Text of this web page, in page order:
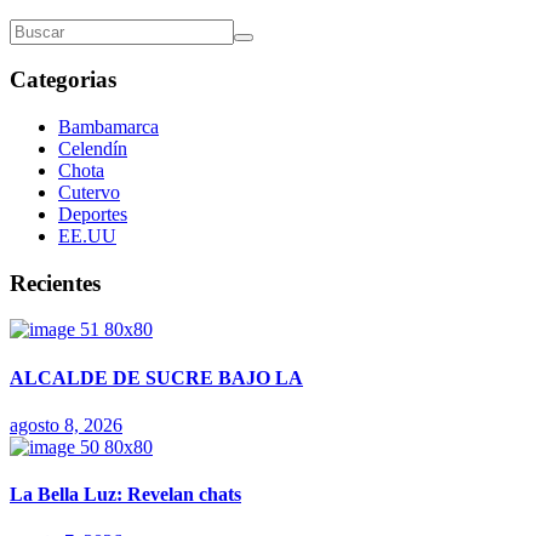
Categorias
Bambamarca
Celendín
Chota
Cutervo
Deportes
EE.UU
Recientes
ALCALDE DE SUCRE BAJO LA
agosto 8, 2026
La Bella Luz: Revelan chats